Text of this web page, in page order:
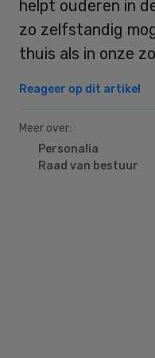
helpt ouderen in
zo zelfstandig
thuis als in onze
Reageer op dit artikel
Meer over:
Personalia
Raad van bestuur